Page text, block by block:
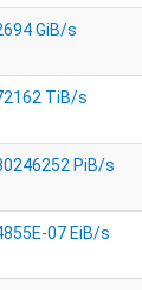
GiB/s
TiB/s
PiB/s
07 EiB/s